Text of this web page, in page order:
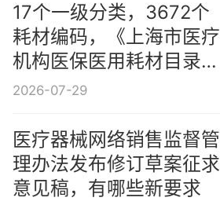
17个一级分类，3672个
耗材编码，《上海市医疗
机构医保医用耗材目录》
公示
2026-07-29
医疗器械网络销售监督管
理办法发布修订草案征求
意见稿，有哪些新要求